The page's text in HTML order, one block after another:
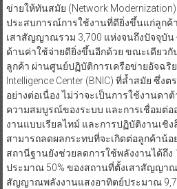
ข่ายให้ทันสมัย (Network Modernization)
ประสบการณ์การใช้งานที่ดียิ่งขึ้นแก่ลูกค้
เสาสัญญาณรวม 3,700 แห่งจนถึงปัจจุบัน
ด้านค่าใช้จ่ายดียิ่งขึ้นอีกด้วย ขณะเดียว
ลูกค้า ผ่านศูนย์ปฏิบัติการเครือข่ายอัจฉริ
Intelligence Center (BNIC) ที่ล้ำสมัย ซึ่ง
อย่างต่อเนื่อง ไม่ว่าจะเป็นการใช้งานดา
ความสมบูรณ์ของระบบ และการเชื่อมต่อ
งานแบบเรียลไทม์ และการปฏิบัติงานเชิ
สามารถลดผลกระทบที่จะเกิดต่อลูกค้าน้
สถานีฐานยังช่วยลดการใช้พลังงานได้ถึง
ประมาณ 50% ของสถานที่ตั้งเสาสัญญาณ
สัญญาณพลังงานแสงอาทิตย์ประมาณ